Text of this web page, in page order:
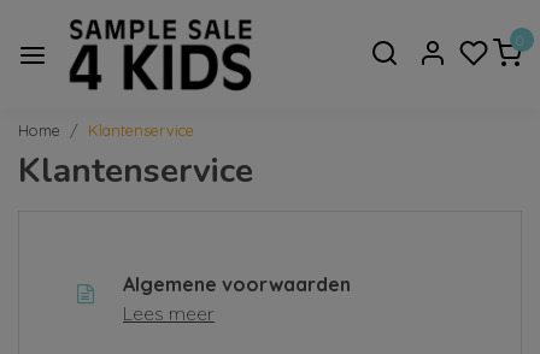
0
Home Klantenservice
Klantenservice
Algemene voorwaarden
Lees meer